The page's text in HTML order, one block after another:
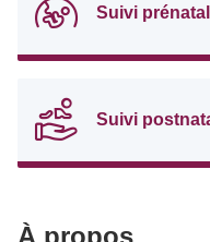
Suivi prénatal
Suivi
À propos